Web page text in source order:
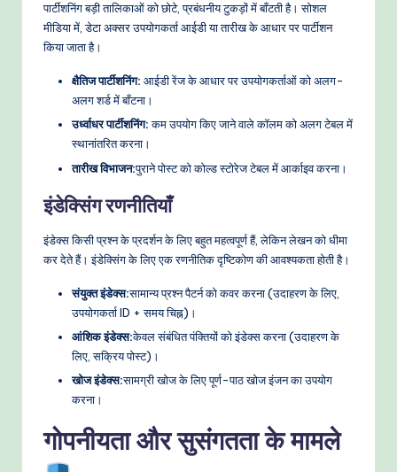
पार्टीशनिंग बड़ी तालिकाओं को छोटे, प्रबंधनीय टुकड़ों में बाँटती है। सोशल
मीडिया में, डेटा अक्सर उपयोगकर्ता आईडी या तारीख के आधार पर पार्टीशन
किया जाता है।
क्षैतिज पार्टीशनिंग: आईडी रेंज के आधार पर उपयोगकर्ताओं को अलग-
अलग शर्ड में बाँटना।
उर्ध्वाधर पार्टीशनिंग:कम उपयोग किए जाने वाले कॉलम को अलग टेबल में
स्थानांतरित करना।
तारीख विभाजन:पुराने पोस्ट को कोल्ड स्टोरेज टेबल में आर्काइव करना।
इंडेक्सिंग रणनीतियाँ
इंडेक्स किसी प्रश्न के प्रदर्शन के लिए बहुत महत्वपूर्ण हैं, लेकिन लेखन को धीमा
कर देते हैं। इंडेक्सिंग के लिए एक रणनीतिक दृष्टिकोण की आवश्यकता होती है।
संयुक्त इंडेक्स:सामान्य प्रश्न पैटर्न को कवर करना (उदाहरण के लिए,
उपयोगकर्ता ID + समय चिह्न)।
आंशिक इंडेक्स:केवल संबंधित पंक्तियों को इंडेक्स करना (उदाहरण के
लिए, सक्रिय पोस्ट)।
खोज इंडेक्स:सामग्री खोज के लिए पूर्ण-पाठ खोज इंजन का उपयोग
करना।
गोपनीयता और सुसंगतता के मामले